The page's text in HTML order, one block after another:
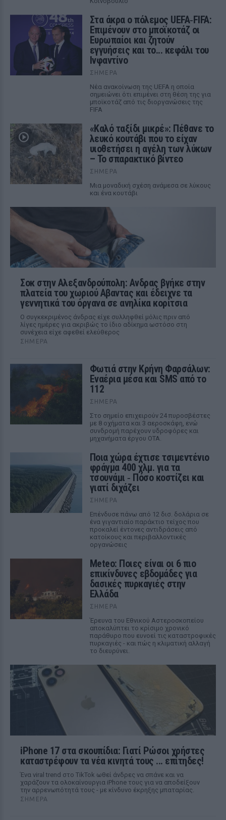
Στα άκρα ο πόλεμος UEFA‑FIFA:
Επιμένουν στο μποϊκοτάζ οι
Ευρωπαίοι και ζητούν
εγγυήσεις και το... κεφάλι του
Ινφαντίνο
ΣΉΜΕΡΑ
Νέα ανακοίνωση της UEFA η οποία
σημειώνει ότι επιμένει στη θέση της για
μποϊκοτάζ από τις διοργανώσεις της
FIFA
«Καλό ταξίδι μικρέ»: Πέθανε το
λευκό κουτάβι που το είχαν
υιοθετήσει η αγέλη των λύκων
– Το σπαρακτικό βίντεο
ΣΉΜΕΡΑ
Μια μοναδική σχέση ανάμεσα σε λύκους
και ένα κουτάβι
Σοκ στην Αλεξανδρούπολη: Ανδρας βγήκε στην
πλατεία του χωριού Αβαντας και έδειχνε τα
γεννητικά του όργανα σε ανηλίκα κορίτσια
Ο συγκεκριμένος άνδρας είχε συλληφθεί μόλις πριν από
λίγες ημέρες για ακριβώς το ίδιο αδίκημα ωστόσο στη
συνέχεια είχε αφεθεί ελεύθερος
ΣΉΜΕΡΑ
Φωτιά στην Κρήνη Φαρσάλων:
Εναέρια μέσα και SMS από το
112
ΣΉΜΕΡΑ
Στο σημείο επιχειρούν 24 πυροσβέστες
με 8 οχήματα και 3 αεροσκάφη, ενώ
συνδρομή παρέχουν υδροφόρες και
μηχανήματα έργου ΟΤΑ.
Ποια χώρα έχτισε τσιμεντένιο
φράγμα 400 χλμ. για τα
τσουνάμι ‑ Πόσο κοστίζει και
γιατί διχάζει
ΣΉΜΕΡΑ
Επένδυσε πάνω από 12 δισ. δολάρια σε
ένα γιγαντιαίο παράκτιο τείχος που
προκαλεί έντονες αντιδράσεις από
κατοίκους και περιβαλλοντικές
οργανώσεις
Meteo: Ποιες είναι οι 6 πιο
επικίνδυνες εβδομάδες για
δασικές πυρκαγιές στην
Ελλάδα
ΣΉΜΕΡΑ
Έρευνα του Εθνικού Αστεροσκοπείου
αποκαλύπτει το κρίσιμο χρονικό
παράθυρο που ευνοεί τις καταστροφικές
πυρκαγιές - και πώς η κλιματική αλλαγή
το διευρύνει.
iPhone 17 στα σκουπίδια: Γιατί Ρώσοι χρήστες
καταστρέφουν τα νέα κινητά τους ... επίτηδες!
Ένα viral trend στο TikTok ωθεί άνδρες να σπάνε και να
χαράζουν τα ολοκαίνουργια iPhone τους για να αποδείξουν
την αρρενωπότητά τους - με κίνδυνο έκρηξης μπαταρίας.
ΣΉΜΕΡΑ